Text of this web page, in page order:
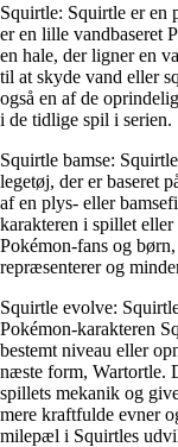
Squirtle: Squirtle er
er en lille vandbaseret
en hale, der ligner en
til at skyde vand eller
også en af ​​de
i de tidlige spil i serien.
Squirtle bamse:
legetøj, der er baseret
af en plys- eller
karakteren i spillet
Pokémon-fans og
repræsenterer og
Squirtle evolve:
Pokémon-karakteren
bestemt niveau eller
næste form, Wartortle.
spillets mekanik og
mere kraftfulde evner
milepæl i Squirtles